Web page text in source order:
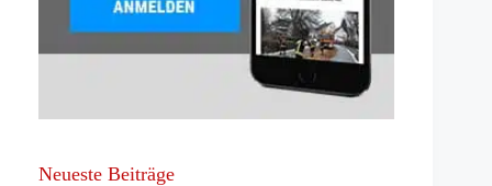
Neueste Beiträge